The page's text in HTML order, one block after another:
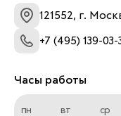
121552, г.
+7 (495) 139-03-
Часы работы
пн
вт
ср